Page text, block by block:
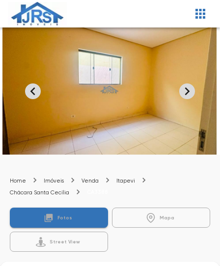
Home Imóveis Venda
Itapevi
Chácara Santa Cecília
Fotos Mapa
Street View